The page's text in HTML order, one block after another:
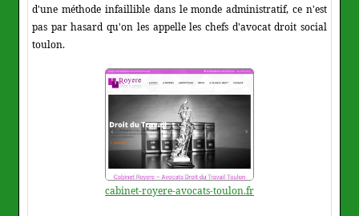
d'une méthode infaillible dans le monde administratif, ce n'est
pas par hasard qu'on les appelle les chefs d'avocat droit social
toulon.
cabinet-royere-avocats-toulon.fr